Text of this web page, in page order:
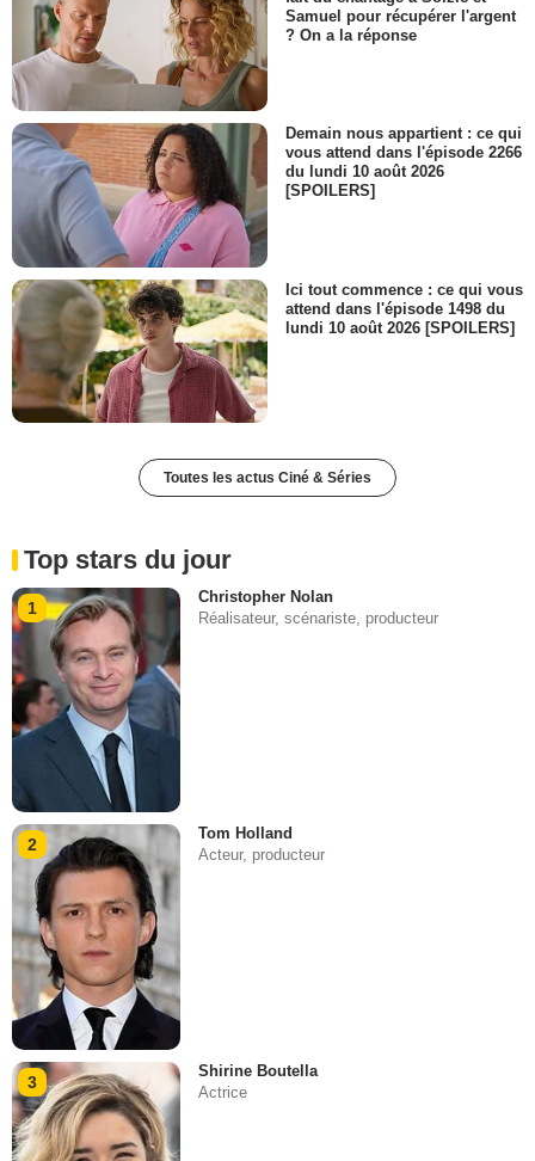
Samuel pour récupérer l'argent
? On a la réponse
Demain nous appartient : ce qui
vous attend dans l'épisode 2266
du lundi 10 août 2026
[SPOILERS]
Ici tout commence : ce qui vous
attend dans l'épisode 1498 du
lundi 10 août 2026 [SPOILERS]
Toutes les actus Ciné & Séries
Top stars du jour
1
Christopher Nolan
Réalisateur, scénariste, producteur
2
Tom Holland
Acteur, producteur
3
Shirine Boutella
Actrice